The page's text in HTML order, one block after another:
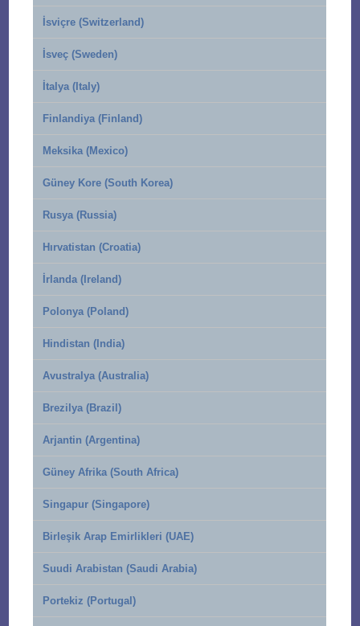
İsviçre (Switzerland)
İsveç (Sweden)
İtalya (Italy)
Finlandiya (Finland)
Meksika (Mexico)
Güney Kore (South Korea)
Rusya (Russia)
Hırvatistan (Croatia)
İrlanda (Ireland)
Polonya (Poland)
Hindistan (India)
Avustralya (Australia)
Brezilya (Brazil)
Arjantin (Argentina)
Güney Afrika (South Africa)
Singapur (Singapore)
Birleşik Arap Emirlikleri (UAE)
Suudi Arabistan (Saudi Arabia)
Portekiz (Portugal)